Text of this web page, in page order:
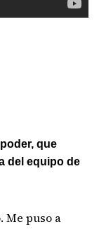
que
del equipo de
Me puso a